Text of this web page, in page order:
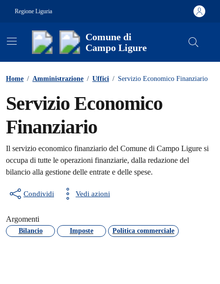
Regione Liguria
Comune di
Campo Ligure
Home / Amministrazione / Uffici / Servizio Economico Finanziario
Servizio Economico
Finanziario
Il servizio economico finanziario del Comune di Campo Ligure si
occupa di tutte le operazioni finanziarie, dalla redazione del
bilancio alla gestione delle entrate e delle spese.
Condividi Vedi azioni
Argomenti
Bilancio Imposte Politica commerciale